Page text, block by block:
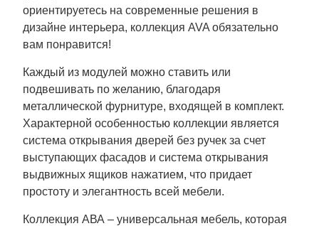
ориентируетесь на современные решения в
дизайне интерьера, коллекция AVA обязательно
вам понравится!
Каждый из модулей можно ставить или
подвешивать по желанию, благодаря
металлической фурнитуре, входящей в комплект.
Характерной особенностью коллекции является
система открывания дверей без ручек за счет
выступающих фасадов и система открывания
выдвижных ящиков нажатием, что придает
простоту и элегантность всей мебели.
Коллекция АВА – универсальная мебель, которая